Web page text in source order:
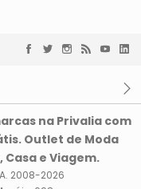
na Privalia com
Outlet de Moda
e Viagem.
2008-2026